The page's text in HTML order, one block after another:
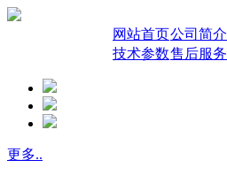
网站首页公司简介
技术参数售后服务
更多..